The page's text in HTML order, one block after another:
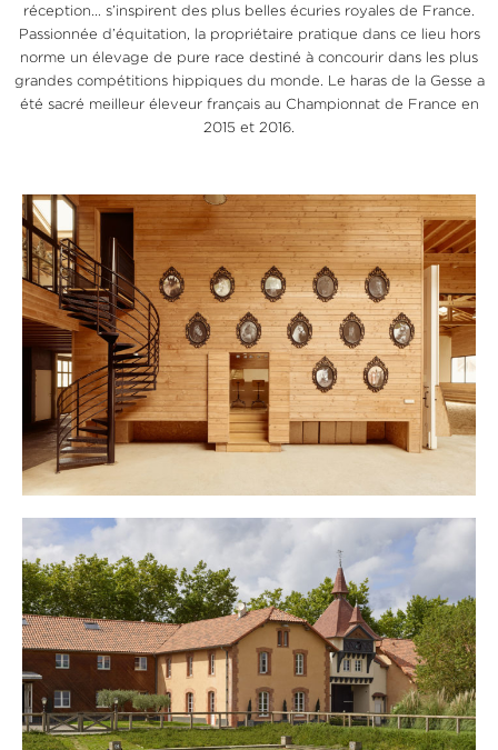
réception… s’inspirent des plus belles écuries royales de France.
Passionnée d’équitation, la propriétaire pratique dans ce lieu hors
norme un élevage de pure race destiné à concourir dans les plus
grandes compétitions hippiques du monde. Le haras de la Gesse a
été sacré meilleur éleveur français au Championnat de France en
2015 et 2016.